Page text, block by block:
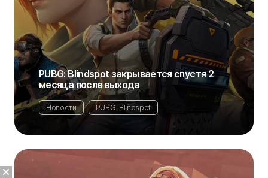
PUBG: Blindspot закрывается спустя 2
месяца после выхода
Новости PUBG: Blindspot